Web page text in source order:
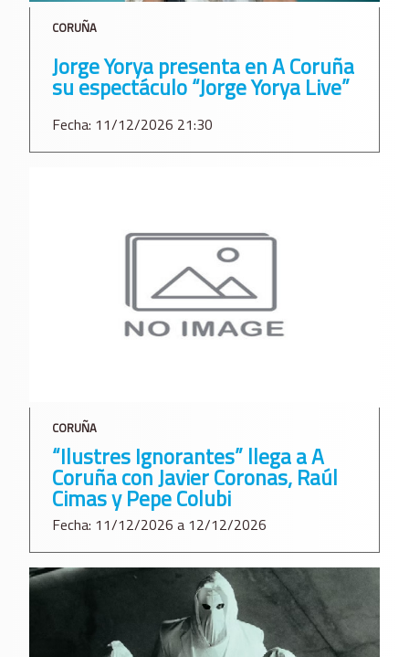
CORUÑA
Jorge Yorya presenta en A Coruña
su espectáculo “Jorge Yorya Live”
Fecha: 11/12/2026 21:30
CORUÑA
“Ilustres Ignorantes” llega a A
Coruña con Javier Coronas, Raúl
Cimas y Pepe Colubi
Fecha: 11/12/2026 a 12/12/2026